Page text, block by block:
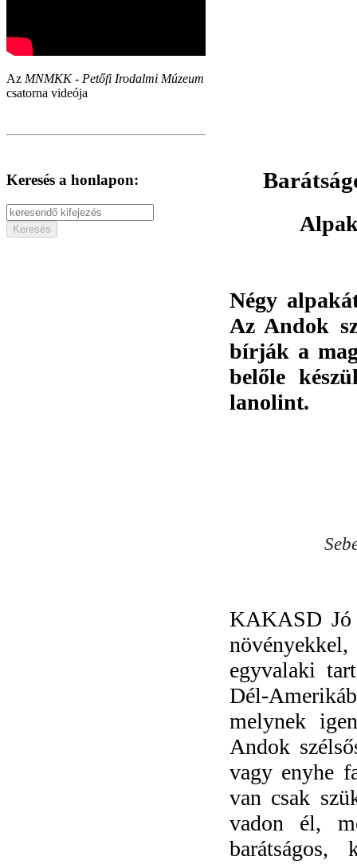
Az MNMKK - Petőfi Irodalmi Múzeum
csatorna videója
Keresés a honlapon:
Négy
Az Andok
bírják a
belőle
lanolint.
KAKASD Jó
növényekkel,
egyvalaki
Dél-
melynek
Andok
vagy enyhe
van csak
vadon él,
barátságos,